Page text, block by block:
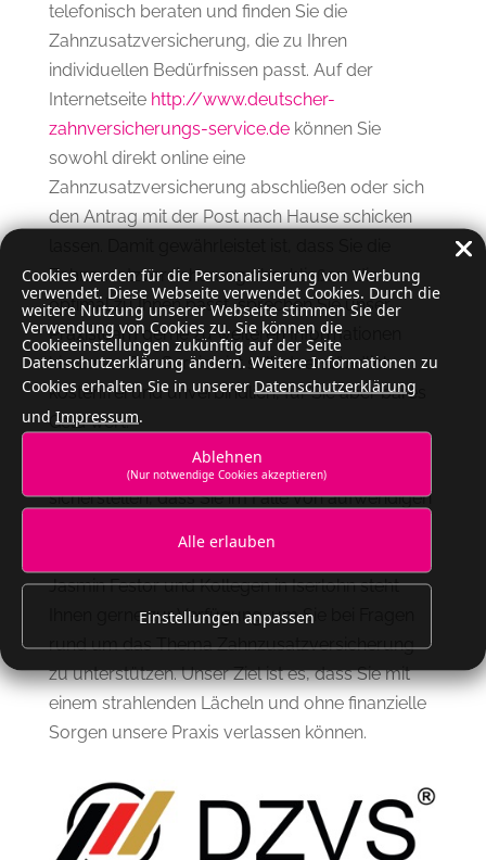
telefonisch beraten und finden Sie die
Zahnzusatzversicherung, die zu Ihren
individuellen Bedürfnissen passt. Auf der
Internetseite http://www.deutscher-
zahnversicherungs-service.dekönnen Sie
sowohl direkt online eine
Zahnzusatzversicherung abschließen oder sich
den Antrag mit der Post nach Hause schicken
Zahnzusatzversicherung abschließen, die
optimal zu Ihnen passt, sprechen Sie unser
Praxisteam gerne zu weiteren Informationen
hierzu an. Der Service ist selbstverständlich
kostenfrei und unverbindlich, für Sie aber bares
Geld wert.
Durch eine Zahnzusatzversicherung können Sie
sicherstellen, dass Sie im Falle von aufwendigen
Jasmin Festor und Kollegen in Iserlohn steht
Ihnen gerne zur Verfügung, um Sie bei Fragen
rund um das Thema Zahnzusatzversicherung
zu unterstützen. Unser Ziel ist es, dass Sie mit
einem strahlenden Lächeln und ohne finanzielle
Sorgen unsere Praxis verlassen können.
Cookies werden für die Personalisierung von Werbung
verwendet. Diese Webseite verwendet Cookies. Durch die
weitere Nutzung unserer Webseite stimmen Sie der
Verwendung von Cookies zu. Sie können die
Cookieeinstellungen zukünftig auf der Seite
Datenschutzerklärung ändern. Weitere Informationen zu
Cookies erhalten Sie in unserer Datenschutzerklärung
und Impressum.
Ablehnen
(Nur notwendige Cookies akzeptieren)
Alle erlauben
Einstellungen anpassen